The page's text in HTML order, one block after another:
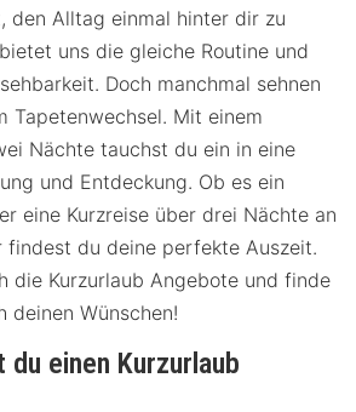
den Alltag einmal hinter dir zu
uns die gleiche Routine und
Doch manchmal sehnen
Tapetenwechsel. Mit einem
Nächte tauchst du ein in eine
und Entdeckung. Ob es ein
eine Kurzreise über drei Nächte an
findest du deine perfekte Auszeit.
die Kurzurlaub Angebote und finde
deinen Wünschen!
einen Kurzurlaub